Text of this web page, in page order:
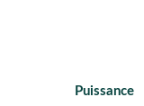
Puissance